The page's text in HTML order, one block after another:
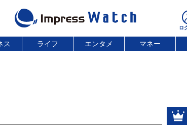
ス ライフ エンタメ マネー